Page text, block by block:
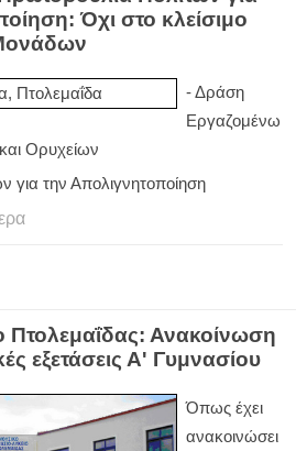
Όχι στο κλείσιμο
- Δράση
Εργαζομένω
Ορυχείων
για την Απολιγνητοποίηση
Πτολεμαΐδας: Ανακοίνωση
εξετάσεις Α' Γυμνασίου
Όπως έχει
ανακοινώσει